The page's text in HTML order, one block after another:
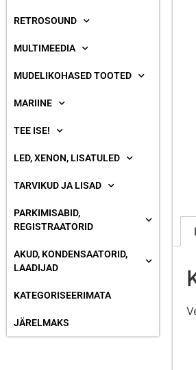
RETROSOUND
MULTIMEEDIA
MUDELIKOHASED TOOTED
MARIINE
TEE ISE!
LED, XENON, LISATULED
TARVIKUD JA LISAD
PARKIMISABID,
REGISTRAATORID
AKUD, KONDENSAATORID,
LAADIJAD
KATEGORISEERIMATA
JÄRELMAKS